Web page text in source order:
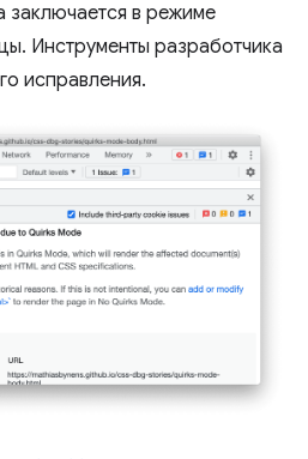
заключается в режиме
Инструменты разработчика
исправления.